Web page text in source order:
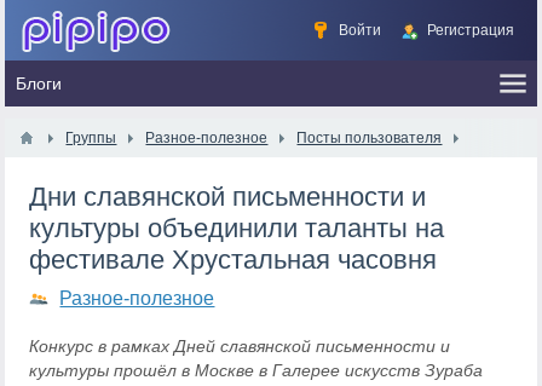
Войти Регистрация
Группы Разное-полезное Посты пользователя
Дни славянской письменности и
культуры объединили таланты на
фестивале Хрустальная часовня
Разное-полезное
Конкурс в рамках Дней славянской письменности и
культуры прошёл в Москве в Галерее искусств Зураба